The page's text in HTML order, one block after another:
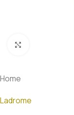
Home
Ladrome